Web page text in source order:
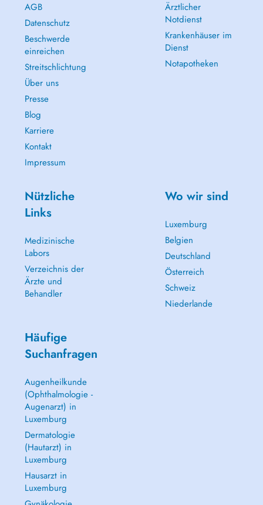
AGB
Datenschutz
Beschwerde
einreichen
Streitschlichtung
Über uns
Presse
Blog
Karriere
Kontakt
Impressum
Ärztlicher
Notdienst
Krankenhäuser im
Dienst
Notapotheken
Nützliche
Links
Medizinische
Labors
Verzeichnis der
Ärzte und
Behandler
Wo wir sind
Luxemburg
Belgien
Deutschland
Österreich
Schweiz
Niederlande
Häufige
Suchanfragen
Augenheilkunde
(Ophthalmologie -
Augenarzt) in
Luxemburg
Dermatologie
(Hautarzt) in
Luxemburg
Hausarzt in
Luxemburg